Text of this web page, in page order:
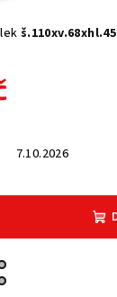
7.10.2026